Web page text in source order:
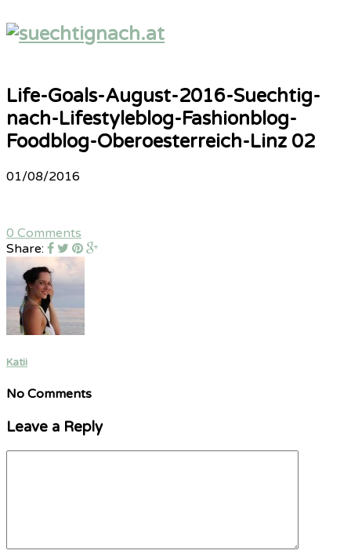
Life-Goals-August-2016-Suechtig-
nach-Lifestyleblog-Fashionblog-
Foodblog-Oberoesterreich-Linz 02
01/08/2016
0 Comments
Share:
Katii
No Comments
Leave a Reply